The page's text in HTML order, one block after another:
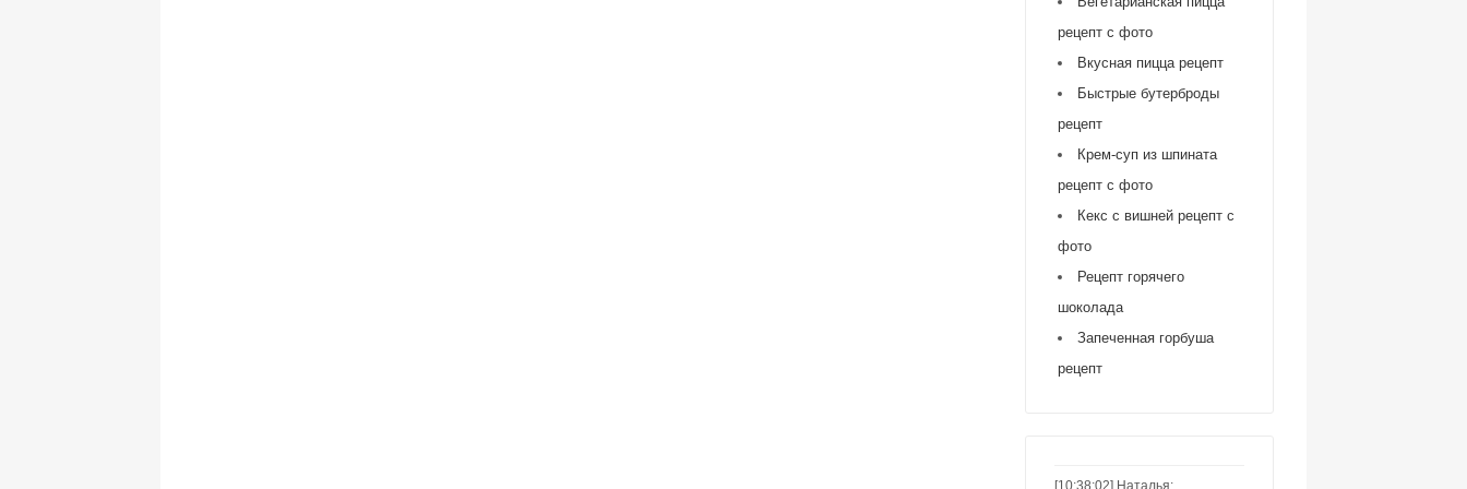
рецепт с фото
Вкусная пицца рецепт
Быстрые бутерброды
рецепт
Крем-суп из шпината
рецепт с фото
Кекс с вишней рецепт с
фото
Рецепт горячего
шоколада
Запеченная горбуша
рецепт
[10:38:02] Наталья: